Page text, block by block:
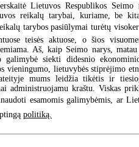
Lietuvos Respublikos Seimo
reikalų tarybai, kuriame, be
tarybos pasiūlymai turėtų
teisės aktuose, o šios
Aš, kaip Seimo narys, matau
siekti didesnio
lietuvybės stiprėjimo
ateityje mums leidžia tikėtis ir
administruojamu kraštu. Viskas
esamomis galimybėmis, ar
politiką.